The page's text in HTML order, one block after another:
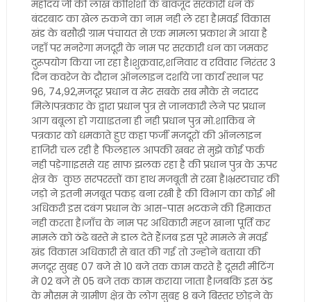
महोदय जी की लाख कोशिशों के बावजूद सरकारी धन के
बंदरबाट का खेल रुकने का नाम नही ले रहा है।मवई विकास
खंड के बसौढ़ी ग्राम पंचायत से एक मामला प्रकाश मे आया है
जहाँ पर मनरेगा मजदूरी के नाम पर सरकारी धन का जमकर
दुरूपयोग किया जा रहा है।शुक्रवार,शनिवार व रविवार निरंतर 3
दिन कवरेज के दौरान ऑनलाइन दर्शाये जा कार्य स्थान पर
96, 74,92,मजदूर प्रधान व मेट सबके सब मौके से नदारद
मिले।पत्रकार के द्वारा प्रधान पुत्र से जानकारी लेने पर प्रधान
आग बबूला हो गया।इतना ही नही प्रधान पुत्र मो.शाकिब ने
पत्रकार को धमकाते हुए कहा फर्जी मजदूरों की ऑनलाइन
हाजिरी चल रही है फिलहाल आपकी खबर से मुझे कोई फर्क
नही पड़ेगा।इससे यह साफ झलक रहा है की प्रधान पुत्र के ऊपर
क्षेत्र के कुछ सरपरस्तों का हाथ मजबूती से रखा है।भ्रस्टाचार की
जड़ो ने इतनी मजबूत पकड़ बना रखी है की विभाग का कोई भी
अधिकरी इस दबंग प्रधान के आस-पास भटकने की हिमाकत
नही करता है।जाँच के नाम पर अधिकारी महज खाना पूर्ति कर
मामले को ठंढे बस्ते मे डाल देते हैं।जब इस पूरे मामले मे मवई
खंड विकास अधिकारी से बात की गई तो उन्होने बताया की
मजदूर सुबह 07 बजे से 10 बजे तक काम करते है दूसरी मीटिंग
मे 02 बजे से 05 बजे तक काम कराया जाता है।जबकि इस ठंड
के मौसम मे ग्रामीण क्षेत्र के लोग सुबह 8 बजे बिस्तर छोड़ने के